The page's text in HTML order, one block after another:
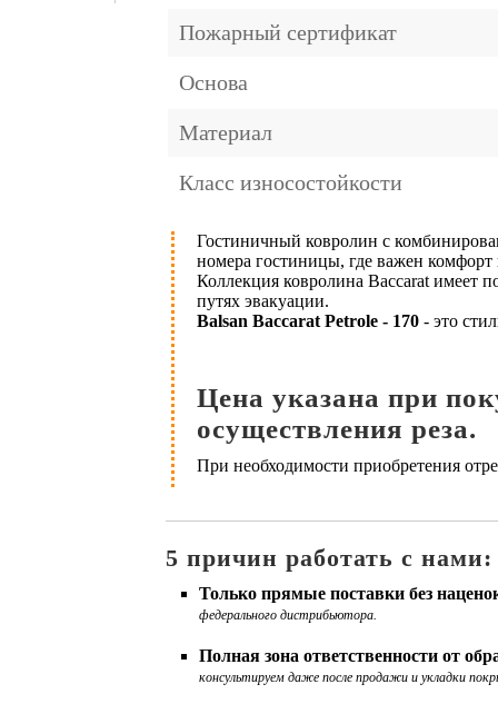
Пожарный сертификат
Основа
Материал
Класс износостойкости
Гостиничный ковролин с
номера гостиницы, где важен
Коллекция ковролина Baccarat имеет
путях эвакуации.
Balsan Baccarat Petrole - 170 - это
Цена указана при
осуществления реза.
При необходимости приобретения
5 причин работать с нами:
Только прямые поставки без
федерального дистрибьютора.
Полная зона ответственности от
консультируем даже после продажи и укладки